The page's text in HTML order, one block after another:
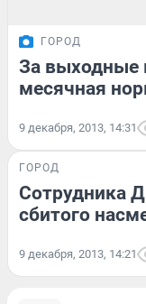
ГОРОД
За выходные
месячная
9 декабря, 2013, 14:31
ГОРОД
Сотрудника
сбитого
9 декабря, 2013, 14:21